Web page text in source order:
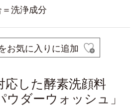
洗浄成分
お気に入りに追加
応した酵素洗顔料
ウダーウォッシュ」